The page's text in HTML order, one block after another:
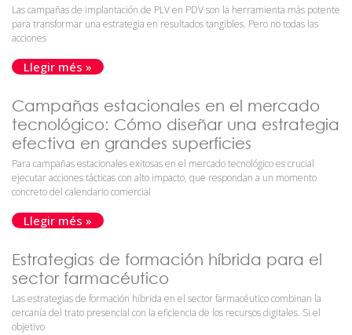
Las campañas de implantación de PLV en PDV son la herramienta más potente
para transformar una estrategia en resultados tangibles. Pero no todas las
acciones
Llegir més »
Campañas estacionales en el mercado
tecnológico: Cómo diseñar una estrategia
efectiva en grandes superficies
Para campañas estacionales exitosas en el mercado tecnológico es crucial
ejecutar acciones tácticas con alto impacto, que respondan a un momento
concreto del calendario comercial
Llegir més »
Estrategias de formación híbrida para el
sector farmacéutico
Las estrategias de formación híbrida en el sector farmacéutico combinan la
cercanía del trato presencial con la eficiencia de los recursos digitales. Si el
objetivo